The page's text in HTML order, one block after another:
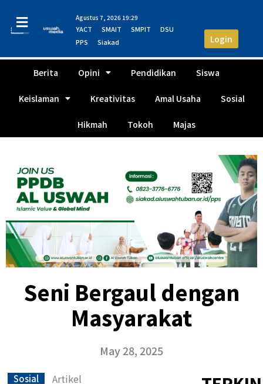
Login
Agustus 7, 2026 19:29
YACT SMAIT SMPIT
DSU
PPS
Siakad
Berita Opini Pendidikan Siswa
Keislaman Kreativitas Amal Usaha Sosial
Hikmah Tokoh Majas
Seni Bergaul dengan
Masyarakat
May 28, 2025
Sosial Artikel